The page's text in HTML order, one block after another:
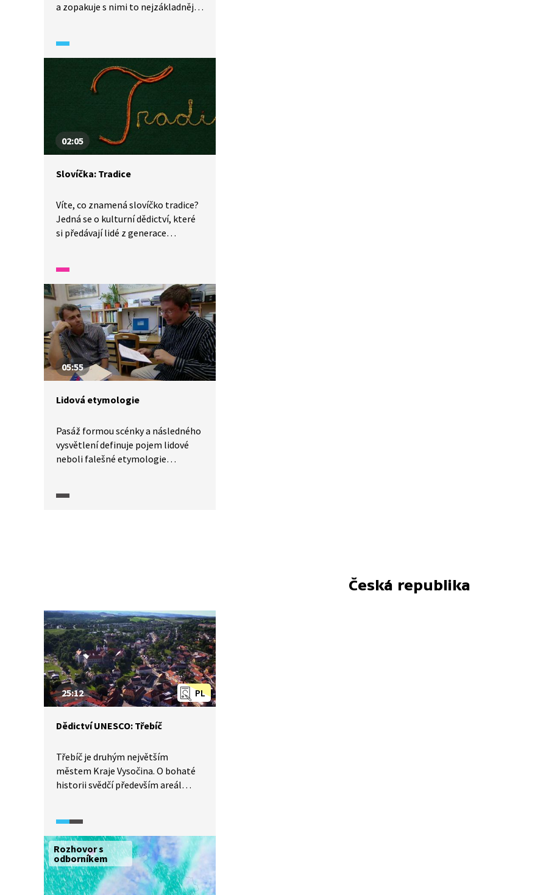
a zopakuje s nimi to nejzákladnější
přísloví a pořekadlo správnou
definici a následovně se pokusíme
doplnit chybějící slova v různých
pořekadlech a příslovích.
02:05
Slovíčka: Tradice
Víte, co znamená slovíčko tradice?
Jedná se o kulturní dědictví, které
si předávají lidé z generace
legendy, folklór, kroje, písně,
recepty, řemesla a mnoho dalšího.
05:55
Lidová etymologie
Pasáž formou scénky a následného
vysvětlení definuje pojem lidové
neboli falešné etymologie
andulka, koniklec a rozinka.
Česká republika
PL
25:12
Dědictví UNESCO: Třebíč
Třebíč je druhým největším
městem Kraje Vysočina. O bohaté
historii svědčí především areál
k nejcennějším evropským
příkladům přechodu mezi
románským a gotickým stylem.
Ještě unikátnější hodnotu má však
třebíčská židovská čtvrť, která je
Rozhovor s
odborníkem